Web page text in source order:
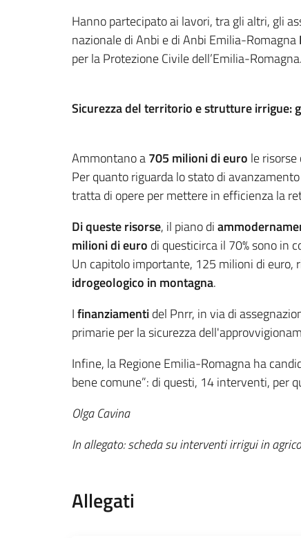
Hanno partecipato ai lavori, tra gli altri, gli
nazionale di Anbi e di Anbi Emilia-Romagna
per la Protezione Civile dell’Emilia-Romagna.
Sicurezza del territorio e strutture irrigue:
Ammontano a705 milioni di euro le
Per quanto riguarda lo stato di
tratta di opere per mettere in efficienza la
Di queste risorse, il piano di
milioni di euro di questicirca il 70% sono in
Un capitolo importante, 125 milioni di euro,
idrogeologico in montagna.
Ifinanziamentidel Pnrr, in via di
primarie per la sicurezza
Infine, la Regione Emilia-Romagna ha
bene comune”: di questi, 14 interventi, per
Olga Cavina
In allegato: scheda su interventi irrigui in
Allegati